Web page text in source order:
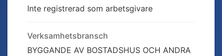
Inte registrerad som arbetsgivare
Verksamhetsbransch
BYGGANDE AV BOSTADSHUS OCH ANDRA